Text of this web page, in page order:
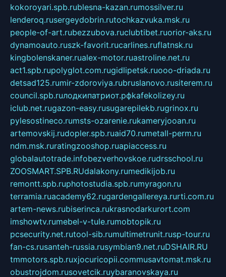
kokoroyari.spb.rublesna-kazan.rumossilver.ru
lenderoq.rusergeydobrin.rutochkazvuka.msk.ru
people-of-art.rubezzubova.ruclubtibet.ruorior-aks.ru
dynamoauto.ruszk-favorit.rucarlines.ruflatnsk.ru
kingbolenskaner.rualex-motor.ruastroline.net.ru
act1.spb.rupolyglot.com.rugidlipetsk.ruooo-driada.ru
detsad125.rumir-zdoroviya.rubruslanovo.rusiterem.ru
council.spb.ruлодкипатриот.рфkafekolizey.ru
iclub.net.rugazon-easy.rusugarepilekb.rugrinox.ru
pylesostineco.rumsts-ozarenie.rukameryjooan.ru
artemovskij.rudopler.spb.ruaid70.rumetall-perm.ru
ndm.msk.ruratingzooshop.ruapiaccess.ru
globalautotrade.infobezverhovskoe.rudrsschool.ru
ZOOSMART.SPB.RUdalakony.rumedikijob.ru
remontt.spb.ruphotostudia.spb.rumyragon.ru
terramia.ruacademy62.rugardengallereya.rurti.com.ru
artem-news.rubiserinca.rukrasnodarkurort.com
imshowtv.rumebel-v-tule.rumobtopik.ru
pcsecurity.net.rutool-sib.rumultimetrunit.rusp-tour.ru
fan-cs.rusanteh-russia.rusymbian9.net.ruDSHAIR.RU
tmmotors.spb.ruxjocuricopii.commusavtomat.msk.ru
obustrojdom.rusovetcik.ruybaranovskaya.ru